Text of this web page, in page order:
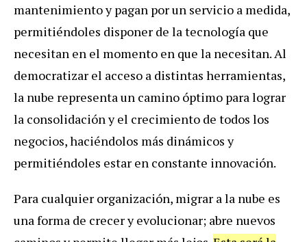
mantenimiento y pagan por un servicio a medida,
permitiéndoles disponer de la tecnología que
necesitan en el momento en que la necesitan. Al
democratizar el acceso a distintas herramientas,
la nube representa un camino óptimo para lograr
la consolidación y el crecimiento de todos los
negocios, haciéndolos más dinámicos y
permitiéndoles estar en constante innovación.
Para cualquier organización, migrar a la nube es
una forma de crecer y evolucionar; abre nuevos